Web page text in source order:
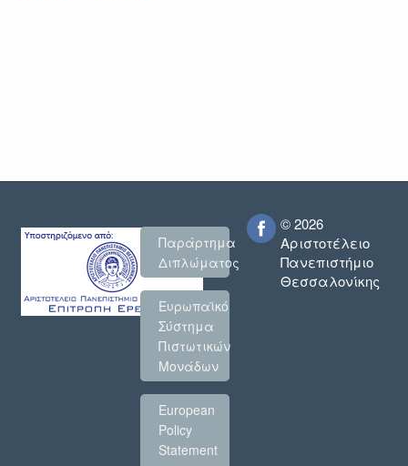
Παράρτημα
Διπλώματος
Ευρωπαϊκό
Σύστημα
Πιστωτικών
Μονάδων
European
Policy
Statement
© 2026
Αριστοτέλειο
Πανεπιστήμιο
Θεσσαλονίκης